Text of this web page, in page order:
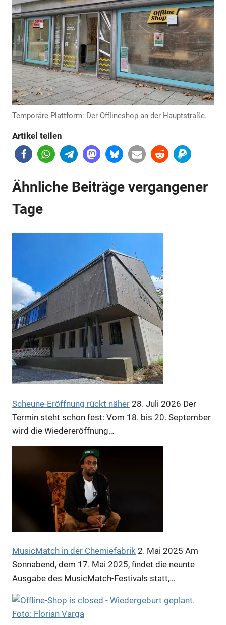
Anzeige
Temporäre Plattform: Der Offlineshop an der Hauptstraße.
Artikel teilen
Ähnliche Beiträge vergangener
Tage
Scheune-Eröffnung rückt näher 28. Juli 2026 Der
Termin steht schon fest: Vom 18. bis 20. September
wird die Wiedereröffnung…
MusicMatch in der Chemiefabrik 2. Mai 2025 Am
Sonnabend, dem 17. Mai 2025, findet die neunte
Ausgabe des MusicMatch-Festivals statt,…